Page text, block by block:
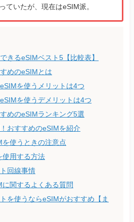
ていたが、現在はeSIM派。
きるeSIMベスト5【比較表】
めのeSIMとは
を使うメリットは4つ
を使うデメリットは4つ
めのeSIMランキング5選
おすすめのeSIMを紹介
使うときの注意点
使用する方法
回線事情
関するよくある質問
を使うならeSIMがおすすめ【ま